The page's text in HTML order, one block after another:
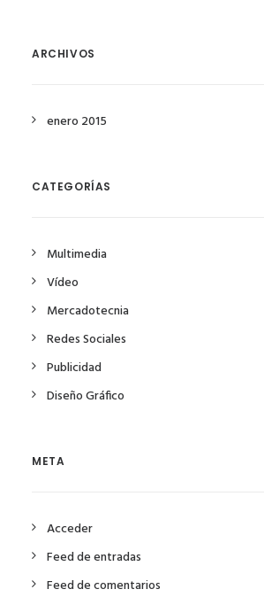
ARCHIVOS
enero 2015
CATEGORÍAS
Multimedia
Vídeo
Mercadotecnia
Redes Sociales
Publicidad
Diseño Gráfico
META
Acceder
Feed de entradas
Feed de comentarios